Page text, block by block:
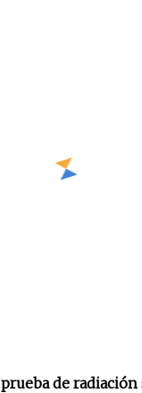
de radiación